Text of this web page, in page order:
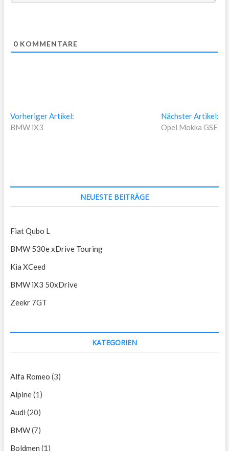
0KOMMENTARE
Beitragsnavigation
Vorheriger Artikel:Vorheriger
BMW iX3
Nächster Artikel:
Opel Mokka GSE
NEUESTE BEITRÄGE
Fiat Qubo L
BMW 530e xDrive Touring
Kia XCeed
BMW iX3 50xDrive
Zeekr 7GT
KATEGORIEN
Alfa Romeo (3)
Alpine(1)
Audi (20)
BMW(7)
Boldmen (1)